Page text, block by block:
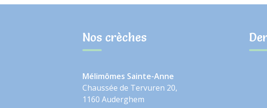
Nos crèches
Mélimômes Sainte-Anne
Chaussée de Tervuren 20,
1160 Auderghem